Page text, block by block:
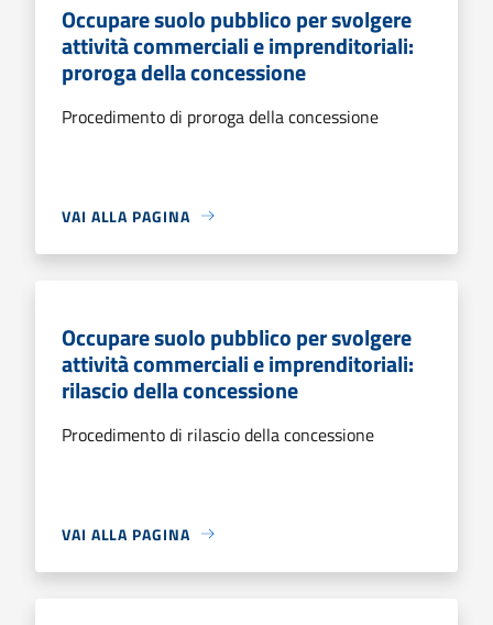
Occupare suolo pubblico per svolgere
attività commerciali e imprenditoriali:
proroga della concessione
Procedimento di proroga della concessione
VAI ALLA PAGINA
Occupare suolo pubblico per svolgere
attività commerciali e imprenditoriali:
rilascio della concessione
Procedimento di rilascio della concessione
VAI ALLA PAGINA